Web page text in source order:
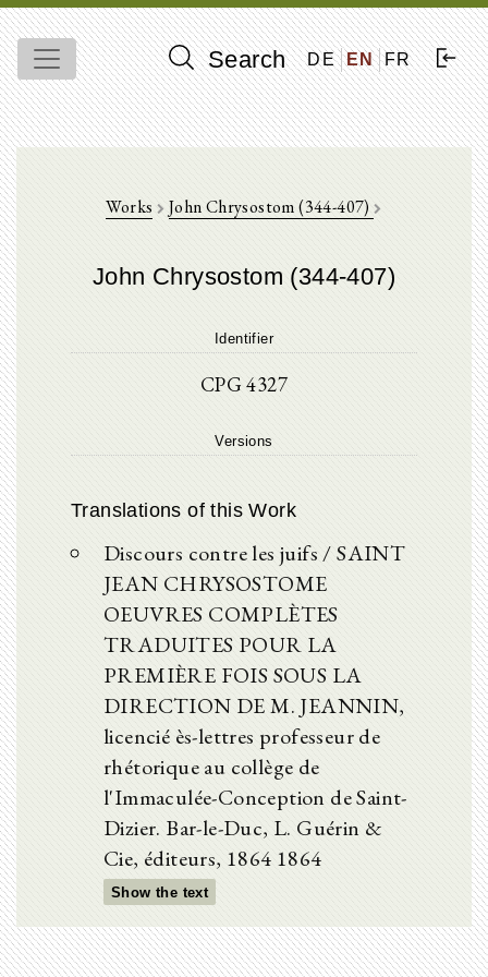
Search DE EN FR
Works John Chrysostom (344-407)
John Chrysostom (344-407)
Identifier
CPG 4327
Versions
Translations of this Work
Discours contre les juifs / SAINT
JEAN CHRYSOSTOME
OEUVRES COMPLÈTES
TRADUITES POUR LA
PREMIÈRE FOIS SOUS LA
DIRECTION DE M. JEANNIN,
licencié ès-lettres professeur de
rhétorique au collège de
l'Immaculée-Conception de Saint-
Dizier. Bar-le-Duc, L. Guérin &
Cie, éditeurs, 1864 1864
Show the text